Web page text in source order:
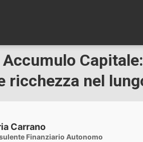
ricchezza nel
Carrano
Finanziario Autonomo